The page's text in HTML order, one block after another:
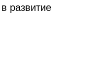
развитие